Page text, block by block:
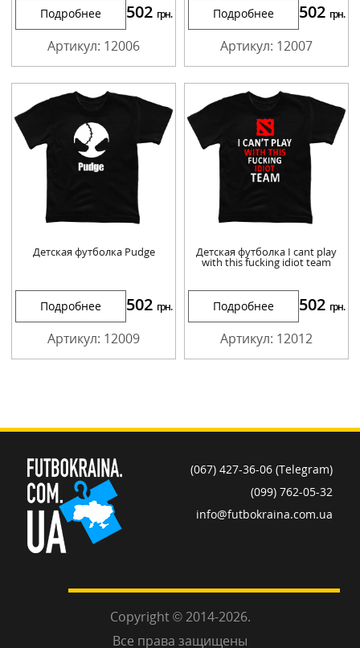
Подробнее 502 грн.
Артикул: 12006
Подробнее 502 грн.
Артикул: 12007
Детская футболка Pudge
Подробнее 502 грн.
Артикул: 12009
Детская футболка I cant play
with this fucking idiot team
Подробнее 502 грн.
Артикул: 12012
(067) 427-36-06 (Telegram)
(099) 762-05-32
info@futbokraina.com.ua
Copyright © 2014-2026.
Все права защищены